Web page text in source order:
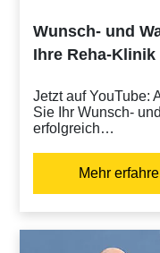
Wunsch- und
Ihre Reha-
Jetzt auf YouTube:
Sie Ihr Wunsch-
erfolgreich…
Mehr